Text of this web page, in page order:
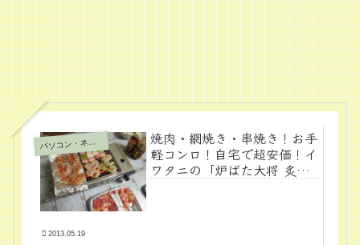
パ
ソコン・ネット
焼肉・網焼き・串焼き！お手
軽コンロ！自宅で超安価！イ
ワタニの「炉ばた大将 炙
2013.05.19